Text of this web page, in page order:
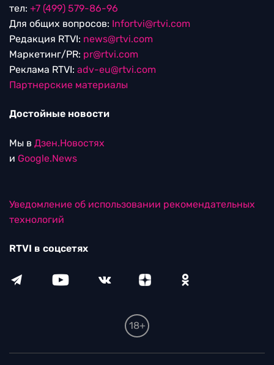
тел: +7 (499) 579-86-96
Для общих вопросов: Infortvi@rtvi.com
Редакция RTVI: news@rtvi.com
Маркетинг/PR: pr@rtvi.com
Реклама RTVI: adv-eu@rtvi.com
Партнерские материалы
Достойные новости
Мы в Дзен.Новостях
и Google.News
Уведомление об использовании рекомендательных
технологий
RTVI в соцсетях
18+